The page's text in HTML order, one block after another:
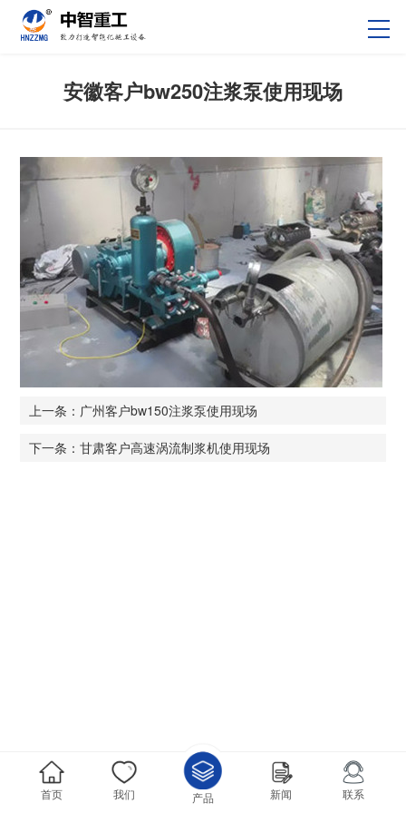
安徽客户bw250注浆泵使用现场
上一条：广州客户bw150注浆泵使用现场
下一条：甘肃客户高速涡流制浆机使用现场
首页 我们 产品 新闻 联系